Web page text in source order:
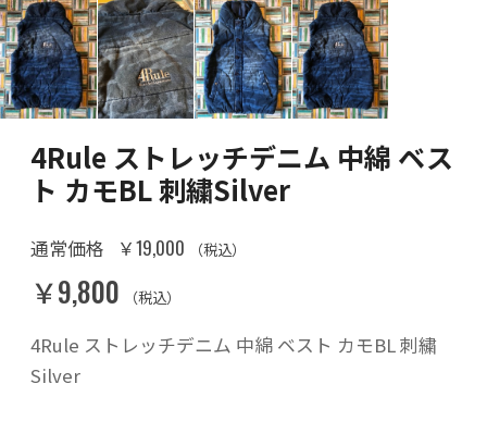
4Rule ストレッチデニム 中綿 ベス
ト カモBL 刺繍Silver
通常価格 ￥19,000 （税込）
￥9,800 （税込）
4Rule ストレッチデニム 中綿 ベスト カモBL 刺繍
Silver